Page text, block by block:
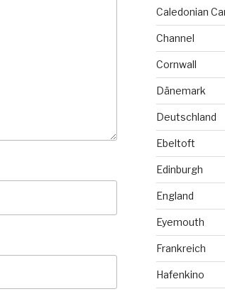
Caledonian
Channel
Cornwall
Dänemark
Deutschland
Ebeltoft
Edinburgh
England
Eyemouth
Frankreich
Hafenkino